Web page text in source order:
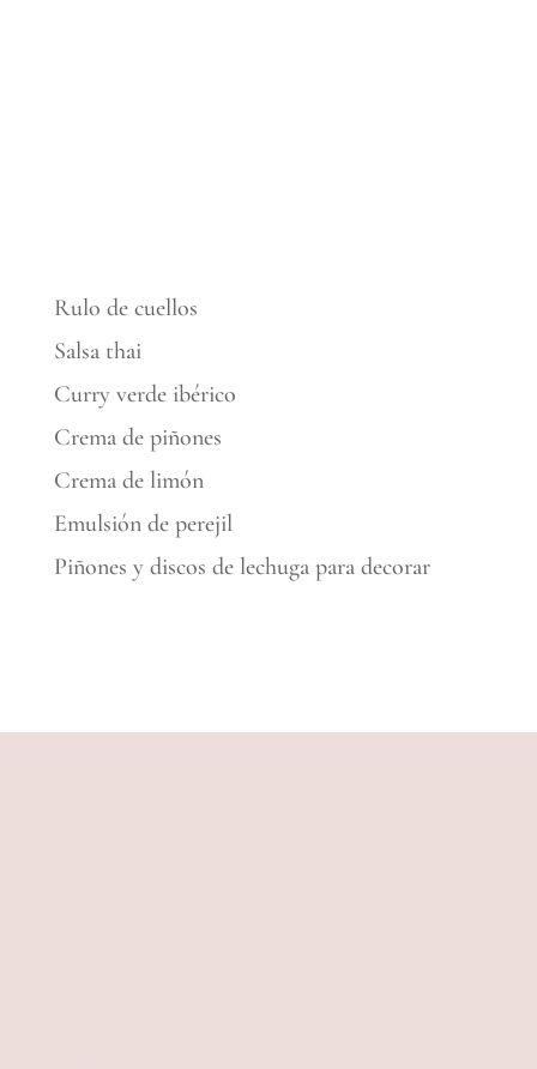
Rulo de cuellos
Salsa thai
Curry verde ibérico
Crema de piñones
Crema de limón
Emulsión de perejil
Piñones y discos de lechuga para decorar